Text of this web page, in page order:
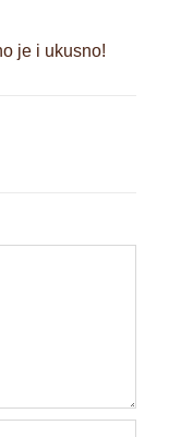
je i ukusno!